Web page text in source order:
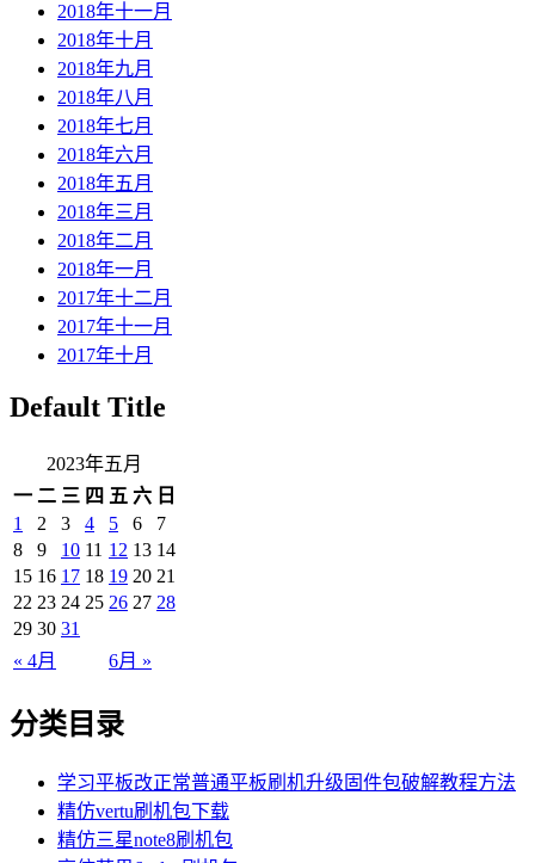
2018年十一月
2018年十月
2018年九月
2018年八月
2018年七月
2018年六月
2018年五月
2018年三月
2018年二月
2018年一月
2017年十二月
2017年十一月
2017年十月
Default Title
2023年五月
一 二 三 四 五 六 日
« 4月 6月 »
1 2 3 4 5 6
7
8
9 10 11 12 13 14
15 16 17 18 19 20 21
22 23 24 25 26 27 28
29 30 31
分类目录
学习平板改正常普通平板刷机升级固件包破解教程方法
精仿vertu刷机包下载
精仿三星note8刷机包